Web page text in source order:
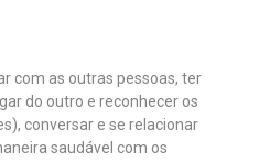
com as outras pessoas, ter
do outro e reconhecer os
conversar e se relacionar
saudável com os